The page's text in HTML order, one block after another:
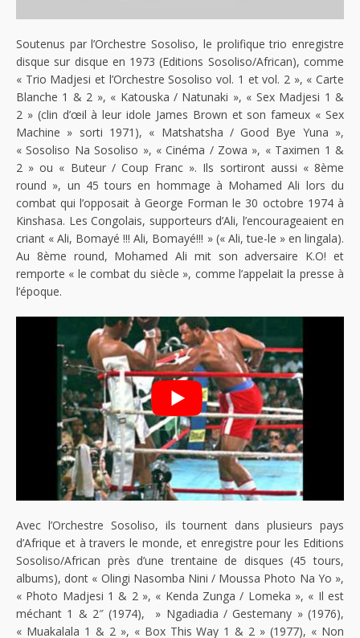
Soutenus par l’Orchestre Sosoliso, le prolifique trio enregistre
disque sur disque en 1973 (Editions Sosoliso/African), comme
« Trio Madjesi et l’Orchestre Sosoliso vol. 1 et vol. 2 », « Carte
Blanche 1 & 2 », « Katouska / Natunaki », « Sex Madjesi 1 &
2 » (clin d’œil à leur idole James Brown et son fameux « Sex
Machine » sorti 1971), « Matshatsha / Good Bye Yuna »,
« Sosoliso Na Sosoliso », « Cinéma / Zowa », « Taximen 1 &
2 » ou « Buteur / Coup Franc ». Ils sortiront aussi « 8ème
round », un 45 tours en hommage à Mohamed Ali lors du
combat qui l’opposait à George Forman le 30 octobre 1974 à
Kinshasa. Les Congolais, supporteurs d’Ali, l’encourageaient en
criant « Ali, Bomayé !!! Ali, Bomayé!!! » (« Ali, tue-le » en lingala).
Au 8ème round, Mohamed Ali mit son adversaire K.O! et
remporte « le combat du siècle », comme l’appelait la presse à
l’époque.
Avec l’Orchestre Sosoliso, ils tournent dans plusieurs pays
d’Afrique et à travers le monde, et enregistre pour les Editions
Sosoliso/African près d’une trentaine de disques (45 tours,
albums), dont « Olingi Nasomba Nini / Moussa Photo Na Yo »,
« Photo Madjesi 1 & 2 », « Kenda Zunga / Lomeka », « Il est
méchant 1 & 2″ (1974), » Ngadiadia / Gestemany » (1976),
« Muakalala 1 & 2 », « Box This Way 1 & 2 » (1977), « Non